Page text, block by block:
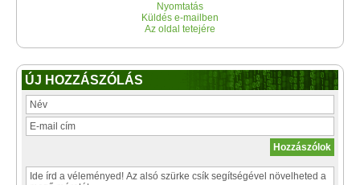
Nyomtatás
Küldés e-mailben
Az oldal tetejére
ÚJ HOZZÁSZÓLÁS